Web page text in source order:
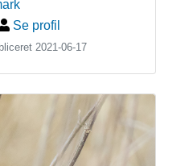
Se profil
2021-06-17